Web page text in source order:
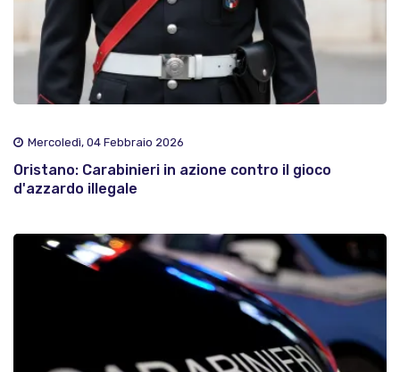
Mercoledì, 04 Febbraio 2026
Oristano: Carabinieri in azione contro il gioco
d'azzardo illegale